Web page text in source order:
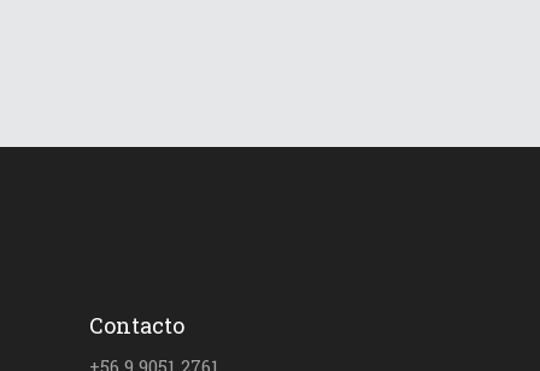
Contacto
+56 9 9051 2761